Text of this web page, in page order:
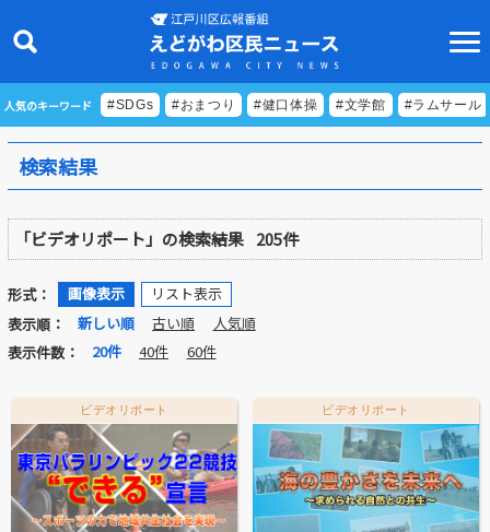
ニュース
特集
ビデオリポート
特別番組
EDOGAWA ATHLETE FILE
えどトピ
区議会だより
人気のキーワード #SDGs #おまつり #健口体操 #文学館 #ラムサール
検索結果
「ビデオリポート」の検索結果 205件
形式： 画像表示
リスト表示
表示順：
新しい順 古い順
人気順
表示件数：
20件 40件 60件
ビデオリポート ビデオリポート